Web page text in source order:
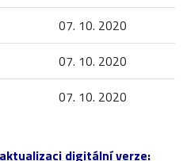
07. 10. 2020
07. 10. 2020
07. 10. 2020
digitální verze: